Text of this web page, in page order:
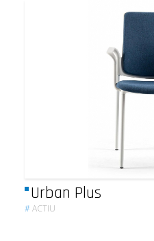
Urban Plus
#ACTIU